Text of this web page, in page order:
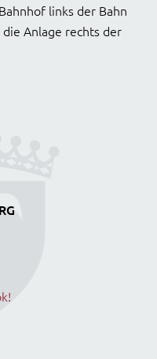
links der Bahn
Anlage rechts der